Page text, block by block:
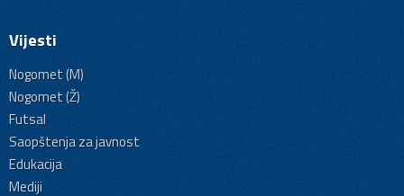
Vijesti
Nogomet (M)
Nogomet (Ž)
Futsal
Saopštenja za javnost
Edukacija
Mediji